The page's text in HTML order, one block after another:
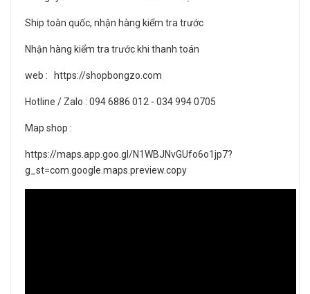
Ship toàn quốc, nhận hàng kiểm tra trước
Nhận hàng kiểm tra trước khi thanh toán
web : https://shopbongzo.com
Hotline / Zalo : 094 6886 012 - 034 994 0705
Map shop :
https://maps.app.goo.gl/N1WBJNvGUfo6o1jp7?
g_st=com.google.maps.preview.copy